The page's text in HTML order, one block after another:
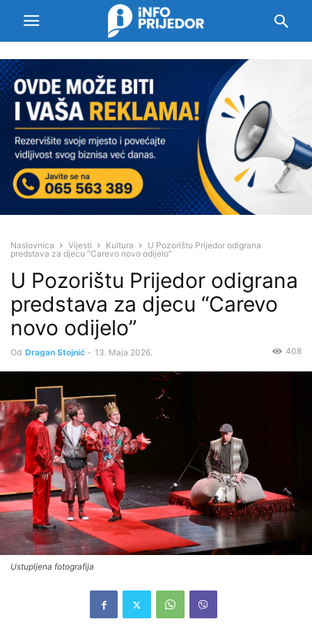
Naslovnica Vijesti Kultura
U Pozorištu Prijedor odigrana
predstava za djecu “Carevo novo odijelo”
U Pozorištu Prijedor odigrana
predstava za djecu “Carevo
novo odijelo”
Od Dragan Stojnić - 13. Maja 2026. 408
Ustupljena fotografija